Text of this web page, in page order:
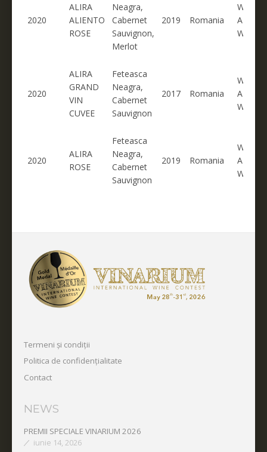
2020
ALIRA
ALIENTO
ROSE
Neagra,
Cabernet
Sauvignon,
Merlot
2019 Romania
ALIRA
2020
ALIRA
GRAND
VIN
CUVEE
Feteasca
Neagra,
Cabernet
Sauvignon
2017 Romania
ALIRA
2020
ALIRA
ROSE
Feteasca
Neagra,
Cabernet
Sauvignon
2019 Romania
ALIRA
Termeni și condiții
Politica de confidențialitate
Contact
NEWS
PREMII SPECIALE VINARIUM 2026
iunie 14, 2026